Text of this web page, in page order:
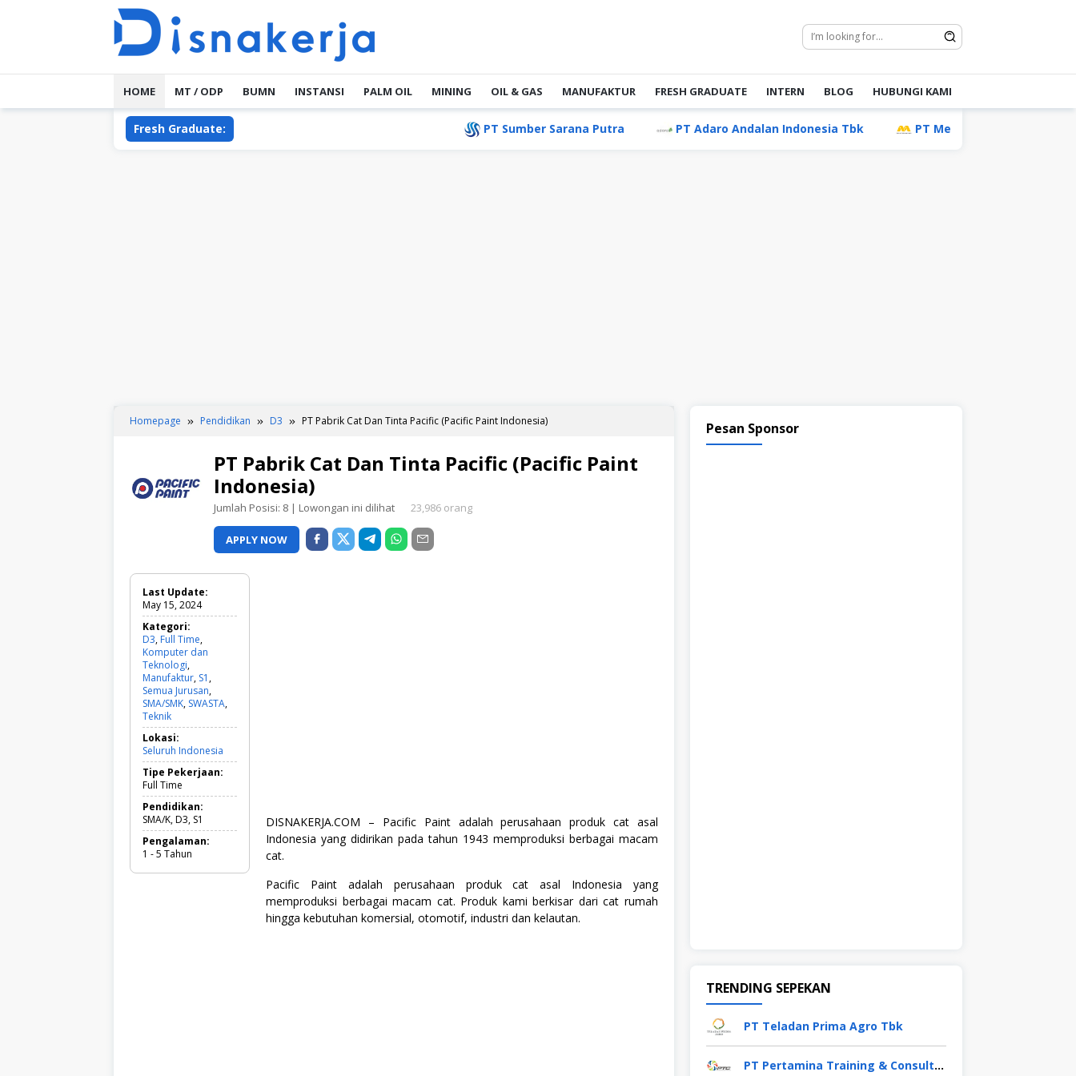
HOME MT / ODP BUMN INSTANSI PALM OIL MINING OIL & GAS MANUFAKTUR FRESH GRADUATE INTERN BLOG HUBUNGI KAMI
Fresh Graduate: PT Sumber Sarana Putra PT Adaro Andalan Indonesia Tbk PT Mentari Mas Multimoda (Temas
Homepage Pendidikan D3 PT Pabrik Cat Dan Tinta Pacific (Pacific Paint Indonesia)
PT Pabrik Cat Dan Tinta Pacific (Pacific Paint
Indonesia)
Jumlah Posisi: 8 | Lowongan ini dilihat 23,986 orang
APPLY NOW
Last Update:
May 15, 2024
Kategori:
D3, Full Time,
Komputer dan
Teknologi,
Manufaktur, S1 ,
Semua Jurusan,
SMA/SMK, SWASTA,
Teknik
3
,
F
u
l
l
T
m
e
,
K
Lokasi:
Seluruh Indonesia
Tipe Pekerjaan:
Full Time
Pendidikan:
SMA/K, D3, S1
Pengalaman:
1 - 5 Tahun
DISNAKERJA.COM – Pacific Paint adalah perusahaan produk cat asal
Indonesia yang didirikan pada tahun 1943 memproduksi berbagai macam
cat.
Pacific Paint adalah perusahaan produk cat asal Indonesia yang
memproduksi berbagai macam cat. Produk kami berkisar dari cat rumah
hingga kebutuhan komersial, otomotif, industri dan kelautan.
Pesan Sponsor
TRENDING SEPEKAN
PT Teladan Prima Agro Tbk
PT Pertamina Training & Consulting (PTC)